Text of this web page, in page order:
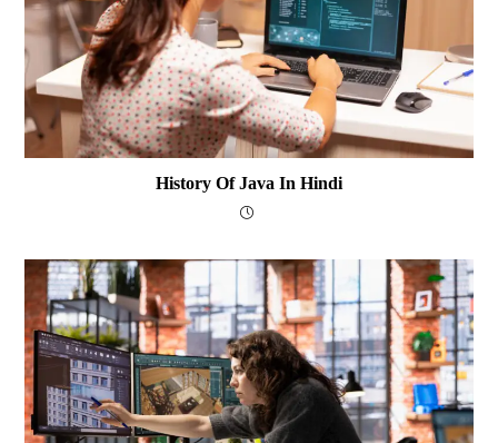
History Of Java In Hindi